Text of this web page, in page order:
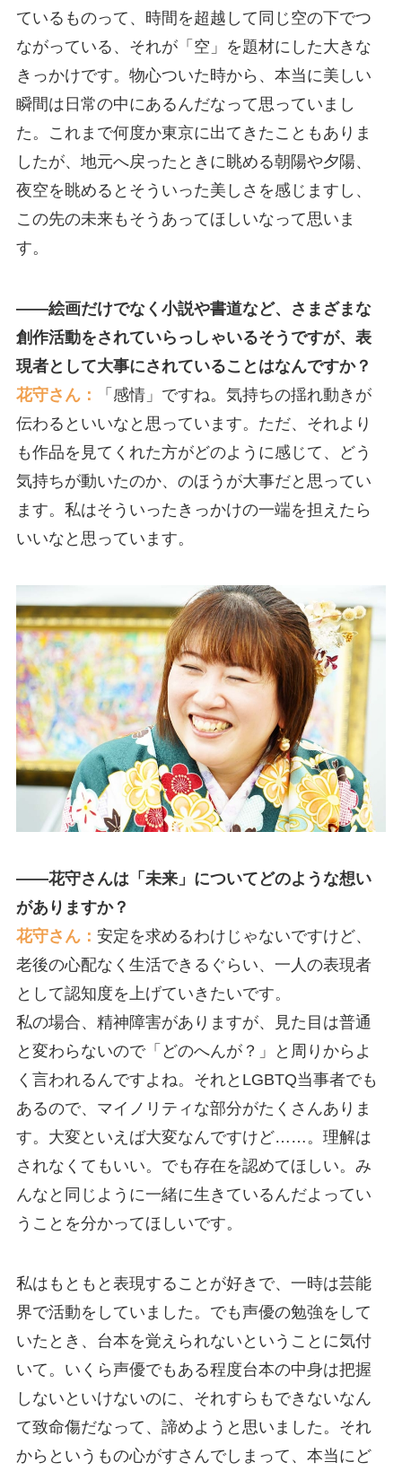
ているものって、時間を超越して同じ空の下でつ
ながっている、それが「空」を題材にした大きな
きっかけです。物心ついた時から、本当に美しい
瞬間は日常の中にあるんだなって思っていまし
た。これまで何度か東京に出てきたこともありま
したが、地元へ戻ったときに眺める朝陽や夕陽、
夜空を眺めるとそういった美しさを感じますし、
この先の未来もそうあってほしいなって思いま
す。
――絵画だけでなく小説や書道など、さまざまな
創作活動をされていらっしゃいるそうですが、表
現者として大事にされていることはなんですか？
花守さん：
「感情」ですね。気持ちの揺れ動きが
伝わるといいなと思っています。ただ、それより
も作品を見てくれた方がどのように感じて、どう
気持ちが動いたのか、のほうが大事だと思ってい
ます。私はそういったきっかけの一端を担えたら
いいなと思っています。
――花守さんは「未来」についてどのような想い
がありますか？
花守さん： 安定を求めるわけじゃないですけど、
老後の心配なく生活できるぐらい、一人の表現者
として認知度を上げていきたいです。
私の場合、精神障害がありますが、見た目は普通
と変わらないので「どのへんが？」と周りからよ
く言われるんですよね。それとLGBTQ当事者でも
あるので、マイノリティな部分がたくさんありま
す。大変といえば大変なんですけど……。理解は
されなくてもいい。でも存在を認めてほしい。み
んなと同じように一緒に生きているんだよってい
うことを分かってほしいです。
私はもともと表現することが好きで、一時は芸能
界で活動をしていました。でも声優の勉強をして
いたとき、台本を覚えられないということに気付
いて。いくら声優でもある程度台本の中身は把握
しないといけないのに、それすらもできないなん
て致命傷だなって、諦めようと思いました。それ
からというもの心がすさんでしまって、本当にど